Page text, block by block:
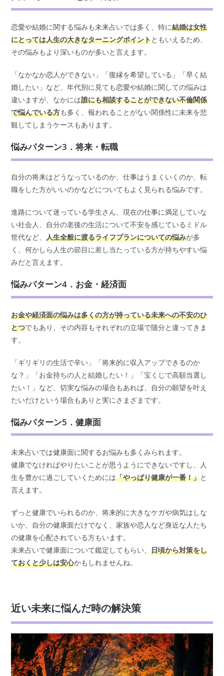
恋愛や結婚に関する悩みも未来占いでは多く、特に結婚は女性
にとっては人生の大きなターニングポイントともいえるため、
その悩みもより深いものが多いと言えます。
「なかなか恋人ができない」「復縁を希望している」「早く結
婚したい」など、年代別に見ても恋愛や結婚に関しての悩みは
違いますが、なかには誰にも相談することができない不倫関係
で悩んでいる方も多く、報われることがない関係性に未来を悲
観してしまうケースもあります。
悩みパターン3．将来・転職
自分の将来はどうなっているのか、仕事はうまくいくのか、転
職をした方がいいのかなどについてもよく見られる悩みです。
進路について迷っている学生さん、現在の仕事に満足していな
い社会人、自分の老後の生活について不安を感じているミドル
世代など、人生全般に渡るライフプランについての悩みが多
く、何かしら人生の節目に差し当たっている方が持ちやすい悩
みだと言えます。
悩みパターン4．お金・経済面
お金や経済面の悩みは多くの方が持っている未来への不安のひ
とつでもあり、その内容もそれぞれの立場で随分と違ってきま
す。
「ギリギリの生活で辛い」「将来的に収入アップできるのか
な？」「お金持ちの人と結婚したい！」「宝くじで高額当選し
たい！」など、切実な悩みの場合もあれば、自分の願望を叶え
たいだけという場合もありと実にさまざまです。
悩みパターン5．健康面
未来占いでは健康面に関するお悩みも多くみられます。
健康でなければやりたいことが思うようにできないですし、人
生を豊かに過ごしていくためには「やっぱり健康が一番！」と
言えます。
ずっと健康でいられるのか、将来的に大きなケガや病気はしな
いか、自分の健康面だけでなく、家族や恋人など身近な人たち
の健康を心配されている方もいます。
未来占いで健康面について鑑定してもらい、日頃から対策をし
ておくと少しは安心かもしれませんね。
近い未来に悩んだ時の解決策